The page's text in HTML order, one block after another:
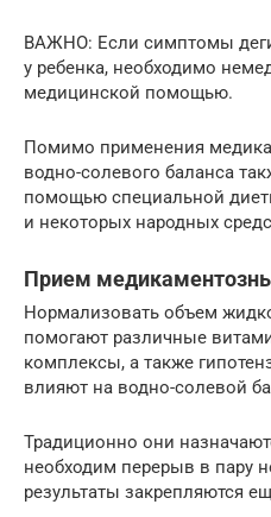
ВАЖНО: Если симптомы
у ребенка, необходимо
медицинской помощью.
Помимо применения
водно-солевого баланса
помощью специальной
и некоторых народных
Прием
Нормализовать объем
помогают различные
комплексы, а также
влияют на водно-солевой
Традиционно они
необходим перерыв в пару
результаты закрепляются